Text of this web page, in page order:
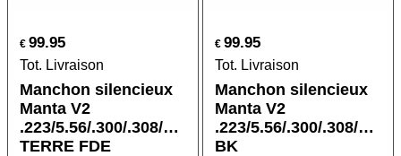
€ 99.95
Tot. Livraison
Manchon silencieux
Manta V2
.223/5.56/.300/.308/7.62
TERRE FDE
€ 99.95
Tot. Livraison
Manchon silencieux
Manta V2
.223/5.56/.300/.308/7.62
BK